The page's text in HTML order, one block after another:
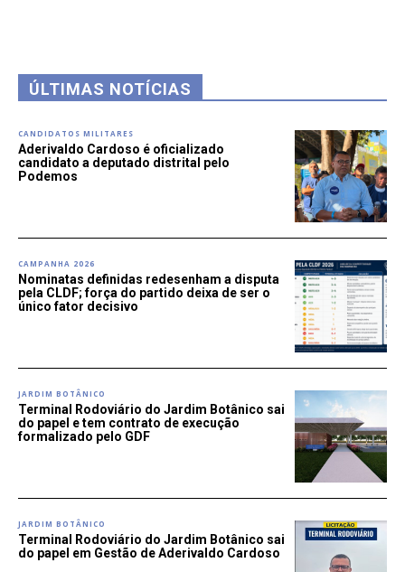
ÚLTIMAS NOTÍCIAS
CANDIDATOS MILITARES
Aderivaldo Cardoso é oficializado
candidato a deputado distrital pelo
Podemos
CAMPANHA 2026
Nominatas definidas redesenham a disputa
pela CLDF; força do partido deixa de ser o
único fator decisivo
JARDIM BOTÂNICO
Terminal Rodoviário do Jardim Botânico sai
do papel e tem contrato de execução
formalizado pelo GDF
JARDIM BOTÂNICO
Terminal Rodoviário do Jardim Botânico sai
do papel em Gestão de Aderivaldo Cardoso